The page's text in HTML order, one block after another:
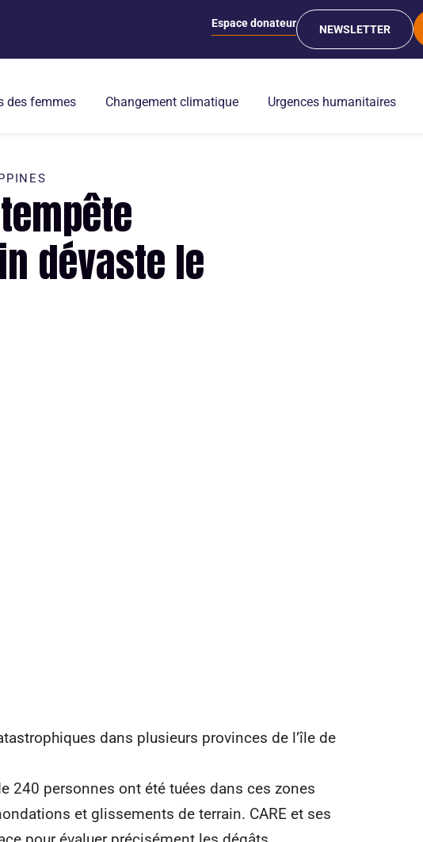
Espace donateur NEWSLETTER
des femmes Changement climatique Urgences humanitaires
dévaste le
dans plusieurs provinces de l’île de
240 personnes ont été tuées dans ces zones
et glissements de terrain. CARE et ses